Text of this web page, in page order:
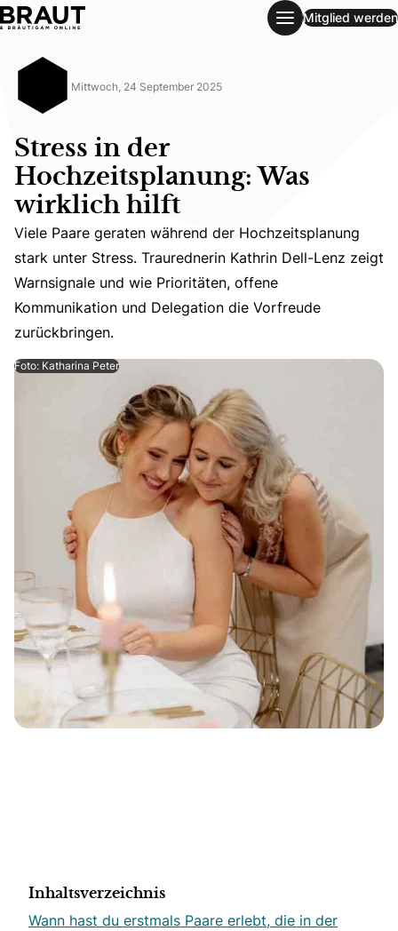
Stress in der Hochzeitsplanung: Was wirklich hilft
Mitglied werden
Mittwoch, 24 September 2025
Stress in der
Hochzeitsplanung: Was
wirklich hilft
Viele Paare geraten während der Hochzeitsplanung
Viele Paare geraten während der Hochzeitsplanung
stark unter Stress. Traurednerin Kathrin Dell-Lenz zeigt
Warnsignale und wie Prioritäten, offene
Kommunikation und Delegation die Vorfreude
zurückbringen.
Foto: Katharina Peter
Inhaltsverzeichnis
Wann hast du erstmals Paare erlebt, die in der